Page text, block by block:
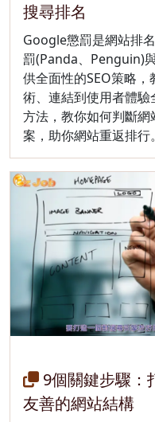
搜尋排名
Google懲罰是網站排
罰(Panda、Penguin)
供全面性的SEO策略
術、連結到使用者體
方法，教你如何判斷
案，助你網站重返排行。
9個關鍵步驟：
友善的網站結構